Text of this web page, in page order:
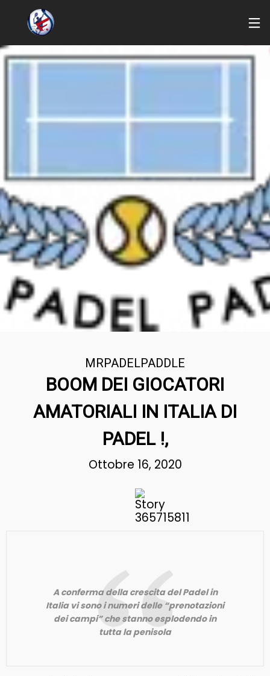
MRPADELPADDLE
BOOM DEI GIOCATORI
AMATORIALI IN ITALIA DI
PADEL !,
Ottobre 16, 2020
A conferma della crescita del Padel in
Italia vi sono i numeri delle “prenotazioni
dei campi” che stanno esplodendo in
tutta la penisola